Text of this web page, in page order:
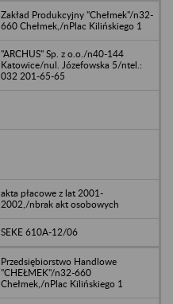
Zakład Produkcyjny "Chełmek"/n32-
660 Chełmek,/nPlac Kilińskiego 1
"ARCHUS" Sp. z o.o./n40-144
Katowice/nul. Józefowska 5/ntel.:
032 201-65-65
akta płacowe z lat 2001-
2002,/nbrak akt osobowych
SEKE 610A-12/06
Przedsiębiorstwo Handlowe
"CHEŁMEK"/n32-660
Chełmek,/nPlac Kilińskiego 1